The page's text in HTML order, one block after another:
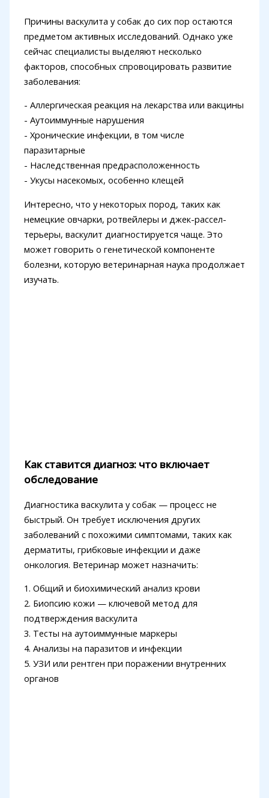
Причины васкулита у собак до сих пор остаются
предметом активных исследований. Однако уже
сейчас специалисты выделяют несколько
факторов, способных спровоцировать развитие
заболевания:
- Аллергическая реакция на лекарства или вакцины
- Аутоиммунные нарушения
- Хронические инфекции, в том числе
паразитарные
- Наследственная предрасположенность
- Укусы насекомых, особенно клещей
Интересно, что у некоторых пород, таких как
немецкие овчарки, ротвейлеры и джек-рассел-
терьеры, васкулит диагностируется чаще. Это
может говорить о генетической компоненте
болезни, которую ветеринарная наука продолжает
изучать.
Как ставится диагноз: что включает
обследование
Диагностика васкулита у собак — процесс не
быстрый. Он требует исключения других
заболеваний с похожими симптомами, таких как
дерматиты, грибковые инфекции и даже
онкология. Ветеринар может назначить:
1. Общий и биохимический анализ крови
2. Биопсию кожи — ключевой метод для
подтверждения васкулита
3. Тесты на аутоиммунные маркеры
4. Анализы на паразитов и инфекции
5. УЗИ или рентген при поражении внутренних
органов